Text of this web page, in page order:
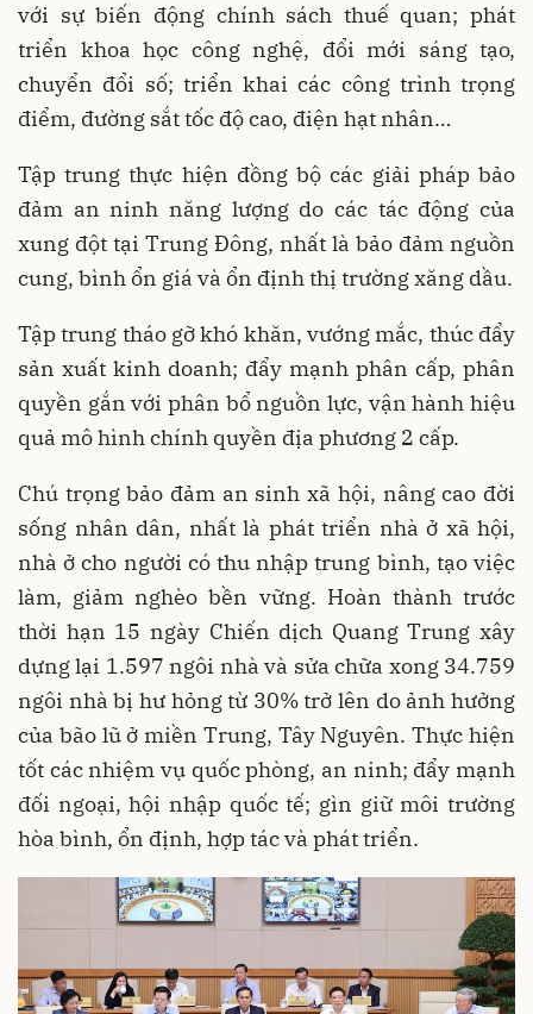
với sự biến động chính sách thuế quan; phát
triển khoa học công nghệ, đổi mới sáng tạo,
chuyển đổi số; triển khai các công trình trọng
điểm, đường sắt tốc độ cao, điện hạt nhân…
Tập trung thực hiện đồng bộ các giải pháp bảo
đảm an ninh năng lượng do các tác động của
xung đột tại Trung Đông, nhất là bảo đảm nguồn
cung, bình ổn giá và ổn định thị trường xăng dầu.
Tập trung tháo gỡ khó khăn, vướng mắc, thúc đẩy
sản xuất kinh doanh; đẩy mạnh phân cấp, phân
quyền gắn với phân bổ nguồn lực, vận hành hiệu
quả mô hình chính quyền địa phương 2 cấp.
Chú trọng bảo đảm an sinh xã hội, nâng cao đời
sống nhân dân, nhất là phát triển nhà ở xã hội,
nhà ở cho người có thu nhập trung bình, tạo việc
làm, giảm nghèo bền vững. Hoàn thành trước
thời hạn 15 ngày Chiến dịch Quang Trung xây
dựng lại 1.597 ngôi nhà và sửa chữa xong 34.759
ngôi nhà bị hư hỏng từ 30% trở lên do ảnh hưởng
của bão lũ ở miền Trung, Tây Nguyên. Thực hiện
tốt các nhiệm vụ quốc phòng, an ninh; đẩy mạnh
đối ngoại, hội nhập quốc tế; gìn giữ môi trường
hòa bình, ổn định, hợp tác và phát triển.